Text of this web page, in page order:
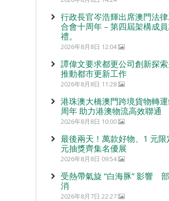
行政長官岑浩輝出席澳門法
合會十周年 – 第四屆架構成
禮。
2026年8月8日 12:04
譚偉文要求都更公司創新探
推動都市更新工作
2026年8月8日 11:28
港珠澳大橋澳門跨境貨物轉
周年 助力港澳物流高效聯通
2026年8月8日 10:00
最後兩天！萬款好物、1 元限
元抽獎齊集名優展
2026年8月8日 09:54
受熱帶氣旋 “白海豚” 影響
消
2026年8月7日 22:27